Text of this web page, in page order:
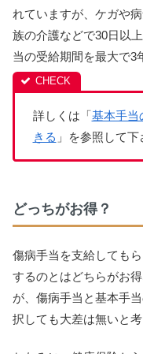
れていますが、ケガや
族の介護などで30日以
当の受給期間を最大で3
詳しくは「基本手当
きる 」を参照して下
どっちがお得？
傷病手当を支給しても
するのとはどちらがお
が、傷病手当と基本手
択しても大差は無いと考